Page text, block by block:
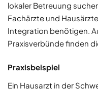
lokaler Betreuung
Fachärzte und
Integration benötigen.
Praxisverbünde finden
Praxisbeispiel
Ein Hausarzt in der